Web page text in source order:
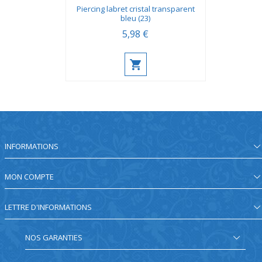
Piercing labret cristal transparent
bleu (23)
5,98 €
INFORMATIONS
MON COMPTE
LETTRE D'INFORMATIONS
NOS GARANTIES